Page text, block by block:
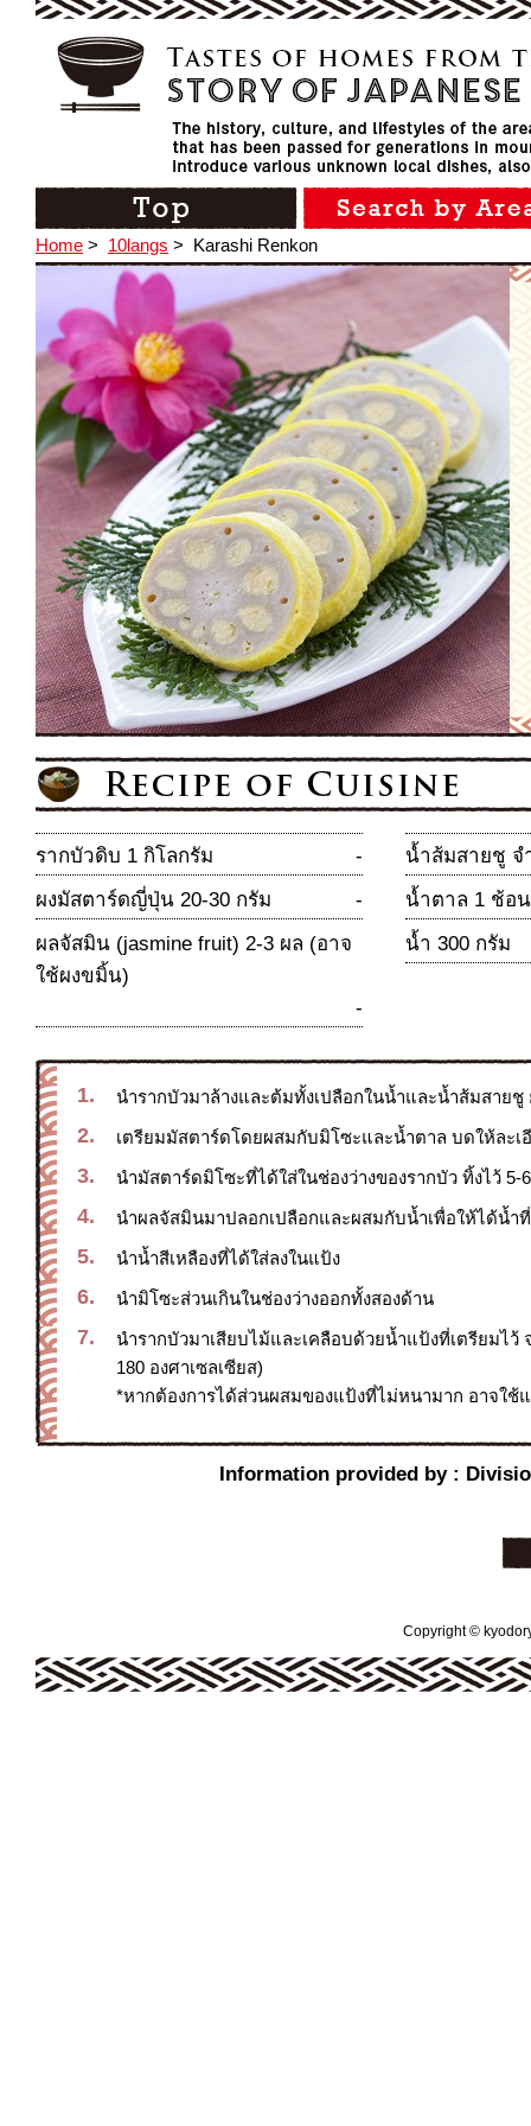
Home > 10langs > Karashi Renkon
รากบัวดิบ 1 กิโลกรัม -
น้ำส้มสายชู จ
ผงมัสตาร์ดญี่ปุ่น 20-30 กรัม
-
น้ำตาล 1 ช้อ
ผลจัสมิน (jasmine fruit) 2-3 ผล (อาจ
ใช้ผงขมิ้น)
-
น้ำ 300 กรัม
1. นำรากบัวมาล้างและต้มทั้งเปลือกในน้ำและน้ำส้มสาย
2. เตรียมมัสตาร์ดโดยผสมกับมิโซะและน้ำตาล บดให้ละเ
3. นำมัสตาร์ดมิโซะที่ได้ใส่ในช่องว่างของรากบัว ทิ้งไว้ 5-
4. นำผลจัสมินมาปลอกเปลือกและผสมกับน้ำเพื่อให้ได้น้ำที่
5. นำน้ำสีเหลืองที่ได้ใส่ลงในแป้ง
6. นำมิโซะส่วนเกินในช่องว่างออกทั้งสองด้าน
7.
นำรากบัวมาเสียบไม้และเคลือบด้วยน้ำแป้งที่เตรียม
180 องศาเซลเซียส)
*หากต้องการได้ส่วนผสมของแป้งที่ไม่หนามาก อาจใช้
Information provided by :
Copyright ©